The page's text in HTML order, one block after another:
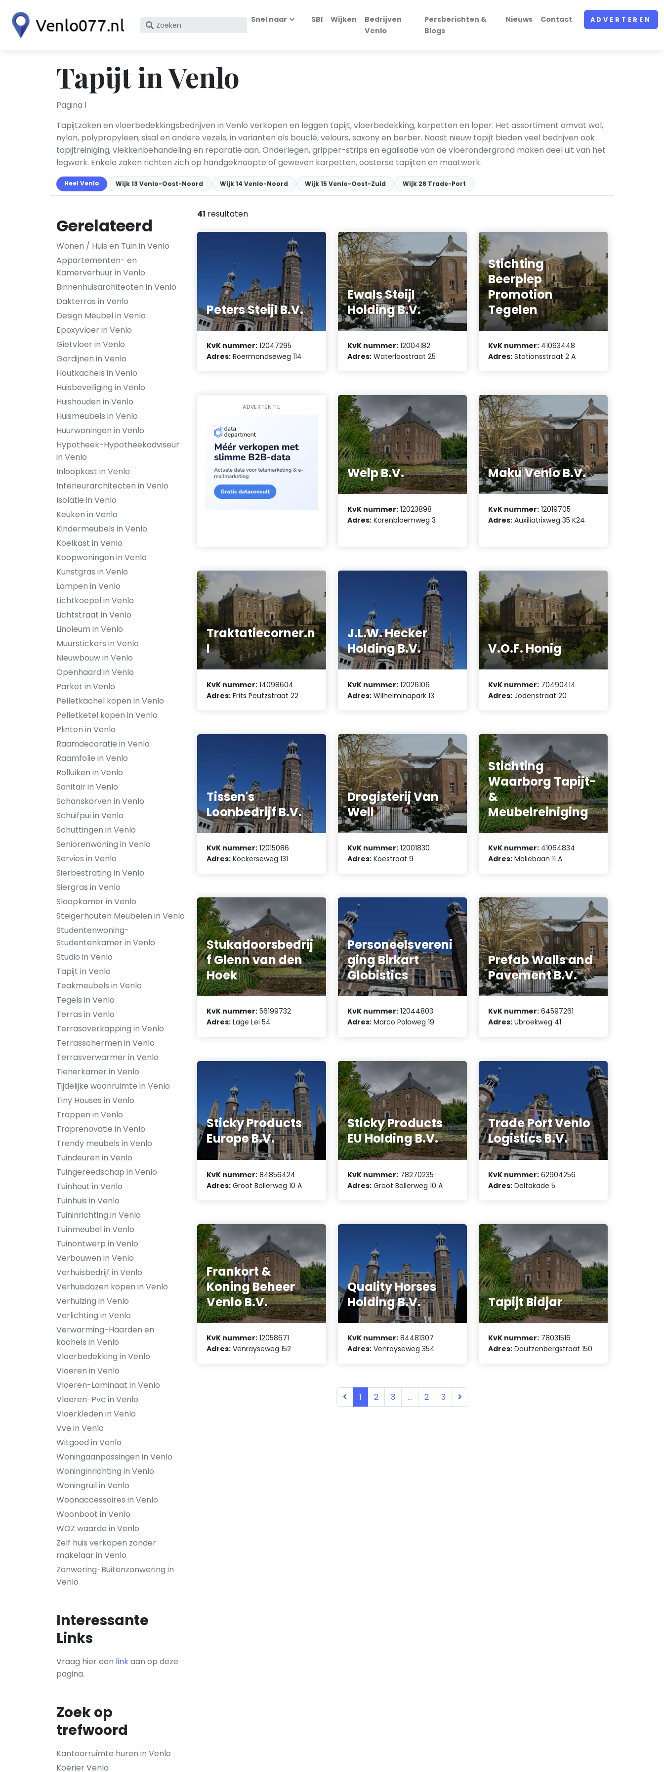
Zoek
KvK
nummer
Snel naar SBI Wijken
Bedrijven
Venlo
Persberichten &
Blogs
Nieuws Contact ADVERTEREN
Tapijt in Venlo
Pagina 1
Tapijtzaken en vloerbedekkingsbedrijven in Venlo verkopen en leggen tapijt, vloerbedekking, karpetten en loper. Het assortiment omvat wol,
nylon, polypropyleen, sisal en andere vezels, in varianten als bouclé, velours, saxony en berber. Naast nieuw tapijt bieden veel bedrijven ook
tapijtreiniging, vlekkenbehandeling en reparatie aan. Onderlegen, gripper-strips en egalisatie van de vloerondergrond maken deel uit van het
legwerk. Enkele zaken richten zich op handgeknoopte of geweven karpetten, oosterse tapijten en maatwerk.
Heel Venlo Wijk 13 Venlo-Oost-Noord Wijk 14 Venlo-Noord Wijk 15 Venlo-Oost-Zuid Wijk 28 Trade-Port
Gerelateerd
Wonen / Huis en Tuin in Venlo
Appartementen- en
Kamerverhuur in Venlo
Binnenhuisarchitecten in Venlo
Dakterras in Venlo
Design Meubel in Venlo
Epoxyvloer in Venlo
Gietvloer in Venlo
Gordijnen in Venlo
Houtkachels in Venlo
Huisbeveiliging in Venlo
Huishouden in Venlo
Huismeubels in Venlo
Huurwoningen in Venlo
Hypotheek-Hypotheekadviseur
in Venlo
Inloopkast in Venlo
Interieurarchitecten in Venlo
Isolatie in Venlo
Keuken in Venlo
Kindermeubels in Venlo
Koelkast in Venlo
Koopwoningen in Venlo
Kunstgras in Venlo
Lampen in Venlo
Lichtkoepel in Venlo
Lichtstraat in Venlo
Linoleum in Venlo
Muurstickers in Venlo
Nieuwbouw in Venlo
Openhaard in Venlo
Parket in Venlo
Pelletkachel kopen in Venlo
Pelletketel kopen in Venlo
Plinten in Venlo
Raamdecoratie in Venlo
Raamfolie in Venlo
Rolluiken in Venlo
Sanitair in Venlo
Schanskorven in Venlo
Schuifpui in Venlo
Schuttingen in Venlo
Seniorenwoning in Venlo
Servies in Venlo
Sierbestrating in Venlo
Siergras in Venlo
Slaapkamer in Venlo
Steigerhouten Meubelen in Venlo
Studentenwoning-
Studentenkamer in Venlo
Studio in Venlo
Tapijt in Venlo
Teakmeubels in Venlo
Tegels in Venlo
Terras in Venlo
Terrasoverkapping in Venlo
Terrasschermen in Venlo
Terrasverwarmer in Venlo
Tienerkamer in Venlo
Tijdelijke woonruimte in Venlo
Tiny Houses in Venlo
Trappen in Venlo
Traprenovatie in Venlo
Trendy meubels in Venlo
Tuindeuren in Venlo
Tuingereedschap in Venlo
Tuinhout in Venlo
Tuinhuis in Venlo
Tuininrichting in Venlo
Tuinmeubel in Venlo
Tuinontwerp in Venlo
Verbouwen in Venlo
Verhuisbedrijf in Venlo
Verhuisdozen kopen in Venlo
Verhuizing in Venlo
Verlichting in Venlo
Verwarming-Haarden en
kachels in Venlo
Vloerbedekking in Venlo
Vloeren in Venlo
Vloeren-Laminaat in Venlo
Vloeren-Pvc in Venlo
Vloerkleden in Venlo
Vve in Venlo
Witgoed in Venlo
Woningaanpassingen in Venlo
Woninginrichting in Venlo
Woningruil in Venlo
Woonaccessoires in Venlo
Woonboot in Venlo
WOZ waarde in Venlo
Zelf huis verkopen zonder
makelaar in Venlo
Zonwering-Buitenzonwering in
Venlo
Interessante
Links
Vraag hier een linkaan op deze
pagina.
Zoek op
trefwoord
Kantoorruimte huren in Venlo
Koerier Venlo
41 resultaten
Peters Steijl B.V.
KvK nummer: 12047295
Adres: Roermondseweg 114
Ewals Steijl
Holding B.V.
KvK nummer: 12004182
Adres: Waterloostraat 25
Stichting
Beerpiep
Promotion
Tegelen
KvK nummer: 41063448
Adres: Stationsstraat 2 A
ADVERTENTIE
Welp B.V.
KvK nummer: 12023898
Adres: Korenbloemweg 3
Maku Venlo B.V.
KvK nummer: 12019705
Adres: Auxiliatrixweg 35 K24
Traktatiecorner.n
l
KvK nummer: 14098604
Adres: Frits Peutzstraat 22
J.L.W. Hecker
Holding B.V.
KvK nummer: 12026106
Adres: Wilhelminapark 13
V.O.F. Honig
KvK nummer: 70490414
Adres: Jodenstraat 20
Tissen's
Loonbedrijf B.V.
KvK nummer: 12015086
Adres: Kockerseweg 131
Drogisterij Van
Well
KvK nummer: 12001830
Adres: Koestraat 9
Stichting
Waarborg Tapijt-
&
Meubelreiniging
KvK nummer: 41064834
Adres: Maliebaan 11 A
Stukadoorsbedrij
f Glenn van den
Hoek
KvK nummer: 56199732
Adres: Lage Lei 54
Personeelsvereni
ging Birkart
Globistics
KvK nummer: 12044803
Adres: Marco Poloweg 19
Prefab Walls and
Pavement B.V.
KvK nummer: 64597261
Adres: Ubroekweg 41
Sticky Products
Europe B.V.
KvK nummer: 84856424
Adres: Groot Bollerweg 10 A
Sticky Products
EU Holding B.V.
KvK nummer: 78270235
Adres: Groot Bollerweg 10 A
Trade Port Venlo
Logistics B.V.
KvK nummer: 62904256
Adres: Deltakade 5
Frankort &
Koning Beheer
Venlo B.V.
KvK nummer: 12058671
Adres: Venrayseweg 152
Quality Horses
Holding B.V.
KvK nummer: 84481307
Adres: Venrayseweg 354
Tapijt Bidjar
KvK nummer: 78031516
Adres: Dautzenbergstraat 150
1 2 3 ... 2 3